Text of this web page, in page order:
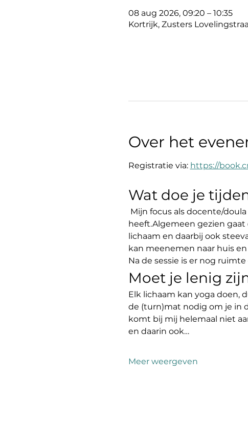
08 aug 2026, 09:20 – 10:35
Kortrijk, Zusters
Over het
Registratie via: https://
Wat doe je
Mijn focus als docente/
heeft.Algemeen gezien
lichaam en daarbij ook
kan meenemen naar huis
Na de sessie is er nog
Moet je lenig
Elk lichaam kan yoga doen,
de (turn)mat nodig om je in
komt bij mij helemaal niet
en daarin ook…
Meer weergeven